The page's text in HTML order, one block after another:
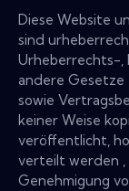
Diese Website
sind
Urheberrechts-,
andere Gesetze
sowie
keiner Weise
veröffentlicht,
verteilt werden ,
Genehmigung